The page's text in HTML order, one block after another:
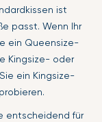
ist
passt. Wenn Ihr
ein Queensize-
Kingsize- oder
ein Kingsize-
entscheidend für